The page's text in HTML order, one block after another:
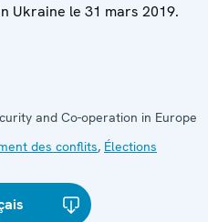
Ukraine le 31 mars 2019.
and Co-operation in Europe
des conflits, Élections